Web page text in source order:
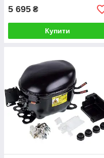
5 695 ₴
Купити